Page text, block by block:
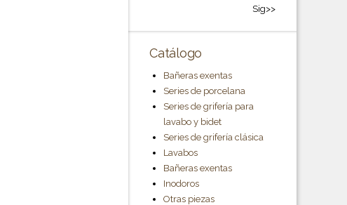
Sig>>
Catálogo
Bañeras exentas
Series de porcelana
Series de grifería para
lavabo y bidet
Series de grifería clásica
Lavabos
Bañeras exentas
Inodoros
Otras piezas